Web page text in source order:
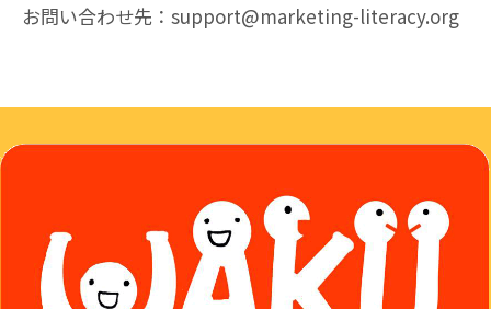
お問い合わせ先：support@marketing-literacy.org